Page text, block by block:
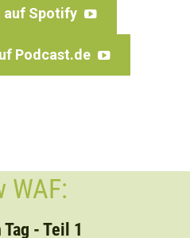
auf Spotify
Podcast.de
WAF:
- Teil 1